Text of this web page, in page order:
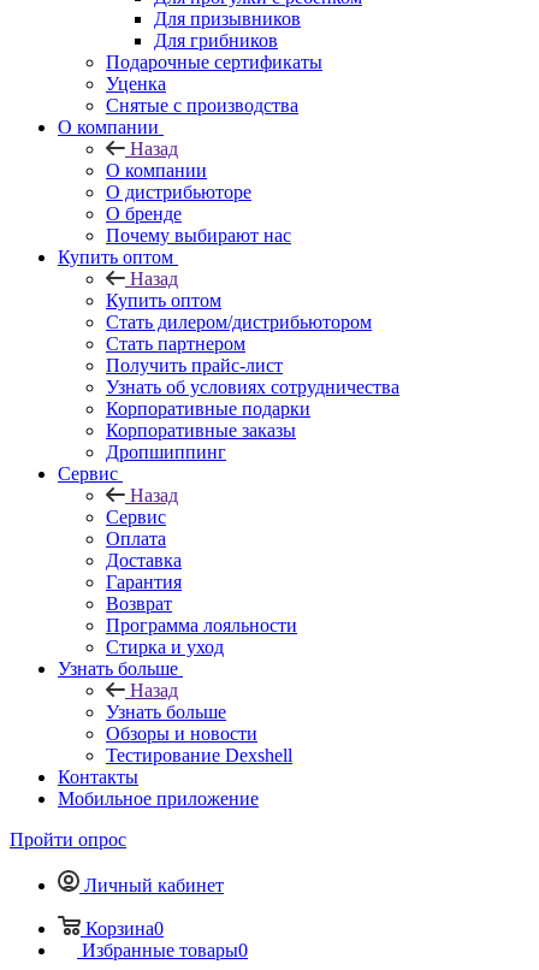
Для призывников
Для грибников
Подарочные сертификаты
Уценка
Снятые с производства
О компании
Назад
О компании
О дистрибьюторе
О бренде
Почему выбирают нас
Купить оптом
Назад
Купить оптом
Стать дилером/дистрибьютором
Стать партнером
Получить прайс-лист
Узнать об условиях сотрудничества
Корпоративные подарки
Корпоративные заказы
Дропшиппинг
Сервис
Назад
Сервис
Оплата
Доставка
Гарантия
Возврат
Программа лояльности
Стирка и уход
Узнать больше
Назад
Узнать больше
Обзоры и новости
Тестирование Dexshell
Контакты
Мобильное приложение
Пройти опрос
Личный кабинет
Корзина0
Избранные товары0